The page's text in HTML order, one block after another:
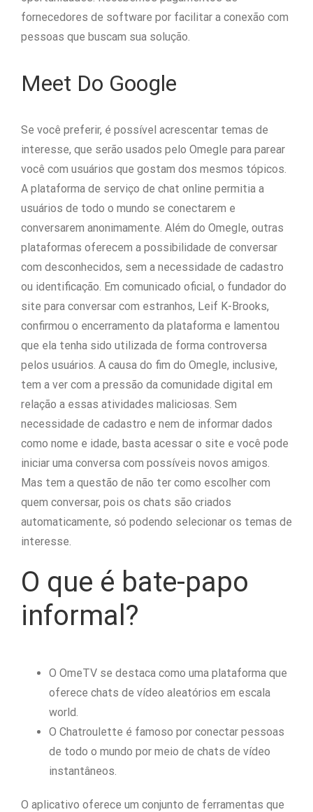
fornecedores de software por facilitar a conexão com
pessoas que buscam sua solução.
Meet Do Google
Se você preferir, é possível acrescentar temas de
interesse, que serão usados pelo Omegle para parear
você com usuários que gostam dos mesmos tópicos.
A plataforma de serviço de chat online permitia a
usuários de todo o mundo se conectarem e
conversarem anonimamente. Além do Omegle, outras
plataformas oferecem a possibilidade de conversar
com desconhecidos, sem a necessidade de cadastro
ou identificação. Em comunicado oficial, o fundador do
site para conversar com estranhos, Leif K-Brooks,
confirmou o encerramento da plataforma e lamentou
que ela tenha sido utilizada de forma controversa
pelos usuários. A causa do fim do Omegle, inclusive,
tem a ver com a pressão da comunidade digital em
relação a essas atividades maliciosas. Sem
necessidade de cadastro e nem de informar dados
como nome e idade, basta acessar o site e você pode
iniciar uma conversa com possíveis novos amigos.
Mas tem a questão de não ter como escolher com
quem conversar, pois os chats são criados
automaticamente, só podendo selecionar os temas de
interesse.
O que é bate-papo
informal?
O OmeTV se destaca como uma plataforma que
oferece chats de vídeo aleatórios em escala
world.
O Chatroulette é famoso por conectar pessoas
de todo o mundo por meio de chats de vídeo
instantâneos.
O aplicativo oferece um conjunto de ferramentas que